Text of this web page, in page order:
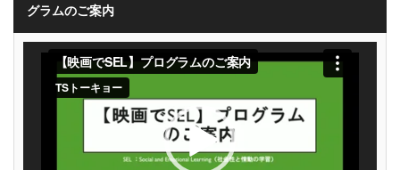
グラムのご案内